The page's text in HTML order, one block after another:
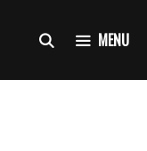
MENU